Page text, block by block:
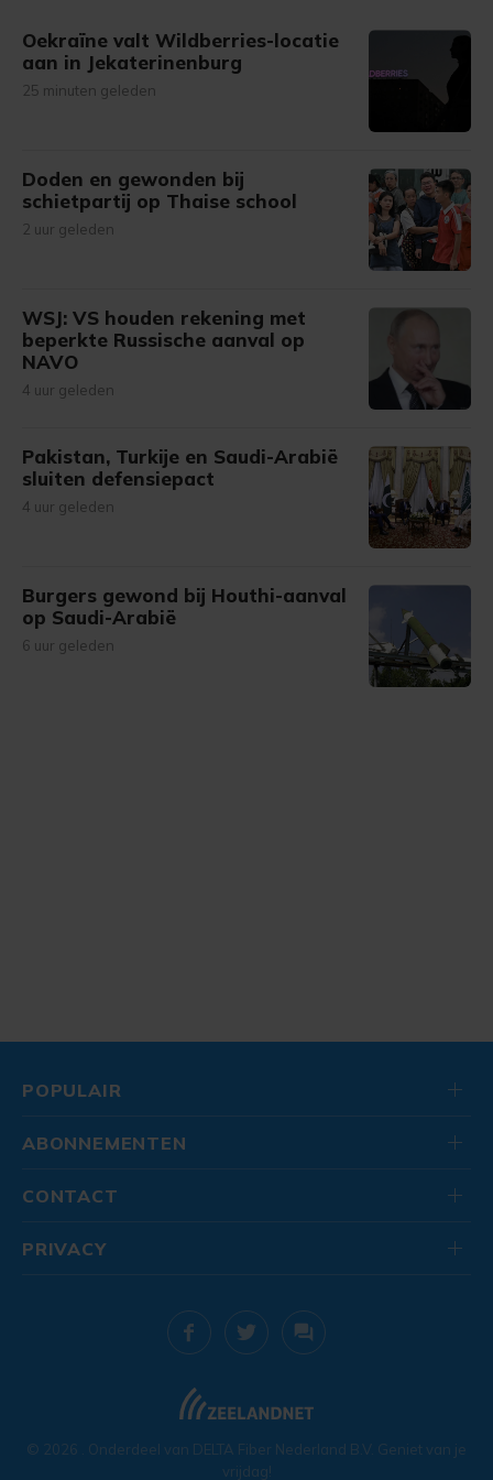
Oekraïne valt Wildberries-locatie
aan in Jekaterinenburg
25 minuten geleden
Doden en gewonden bij
schietpartij op Thaise school
2 uur geleden
WSJ: VS houden rekening met
beperkte Russische aanval op
NAVO
4 uur geleden
Pakistan, Turkije en Saudi-Arabië
sluiten defensiepact
4 uur geleden
Burgers gewond bij Houthi-aanval
op Saudi-Arabië
6 uur geleden
POPULAIR
ABONNEMENTEN
CONTACT
© 2026 . Onderdeel van DELTA Fiber Nederland B.V. Geniet van je
vrijdag!
PRIVACY